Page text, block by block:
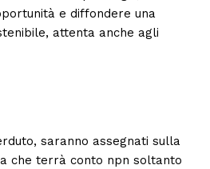
e diffondere una
attenta anche agli
saranno assegnati sulla
che terrà conto npn soltanto